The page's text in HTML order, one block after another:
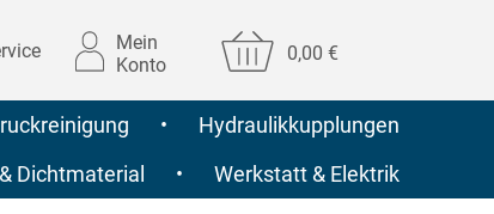
Mein
Konto
0,00 €
•
Hydraulikkupplungen
Dichtmaterial • Werkstatt & Elektrik